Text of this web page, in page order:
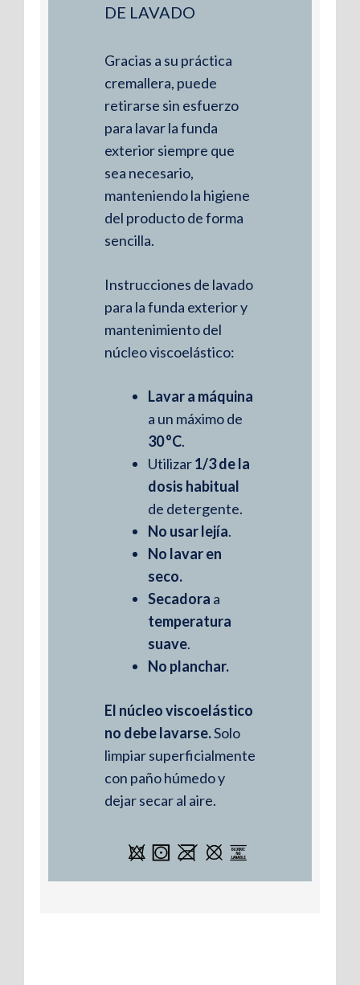
DE LAVADO
Gracias a su práctica
cremallera, puede
retirarse sin esfuerzo
para lavar la funda
exterior siempre que
sea necesario,
manteniendo la higiene
del producto de forma
sencilla.
Instrucciones de lavado
para la funda exterior y
mantenimiento del
núcleo viscoelástico:
Lavar a máquina
a un máximo de
30 °C.
Utilizar1/3 de la
dosis habitual
de detergente.
No usar lejía.
No lavar en
seco.
Secadora a
temperatura
suave.
No planchar.
El núcleo viscoelástico
no debe lavarse.Solo
limpiar superficialmente
con paño húmedo y
dejar secar al aire.